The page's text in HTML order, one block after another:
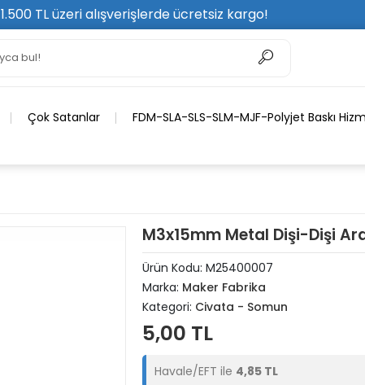
1.500 TL üzeri alışverişlerde ücretsiz kargo!
Çok Satanlar FDM-SLA-SLS-SLM-MJF-Polyjet Baskı
M3x15mm Metal Dişi-Dişi
Ürün Kodu: M25400007
Marka: Maker Fabrika
Kategori: Civata - Somun
5,00 TL
Havale/EFT ile 4,85 TL